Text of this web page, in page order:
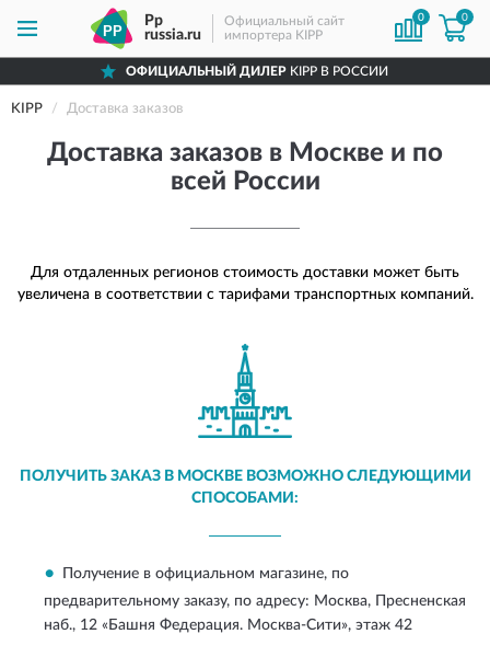
Pp
russia.ru
Официальный сайт
импортера KIPP
0 0
ОФИЦИАЛЬНЫЙ ДИЛЕРKIPP В РОССИИ
KIPP Доставка заказов
Доставка заказов в Москве и по
всей России
Для отдаленных регионов стоимость доставки может быть
увеличена в соответствии с тарифами транспортных компаний.
ПОЛУЧИТЬ ЗАКАЗ В МОСКВЕ ВОЗМОЖНО СЛЕДУЮЩИМИ
СПОСОБАМИ:
Получение в официальном магазине, по
предварительному заказу, по адресу: Москва, Пресненская
наб., 12 «Башня Федерация. Москва-Сити», этаж 42